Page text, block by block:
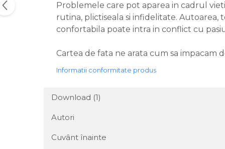
Problemele care pot aparea in cadrul
rutina, plictiseala si infidelitate. Autoarea,
confortabila poate intra in conflict cu
Cartea de fata ne arata cum sa impacam
Informatii conformitate produs
Download (1)
Autori
Cuvânt înainte